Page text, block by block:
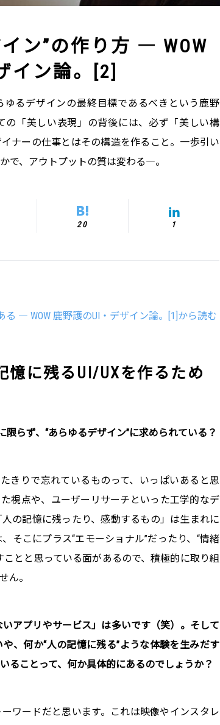
ン”の作り方 ― WOW
イン論。[2]
ゆるデザインの最終目標であるべきという鹿野
の「美しい表現」の背後には、必ず「美しい構
ナーの仕事とはその構造を作ること。一歩引い
で、アウトプットの質は変わる―。
20 1
る ― WOW 鹿野護のUI・デザイン論。[1]から読む
憶に残るUI/UXを作るため
限らず、“あらゆるデザイン”に求められている？
きりで忘れているものって、いっぱいあると思
視点や、ユーザーリサーチといった工学的なデ
の記憶に残ったり、感動するもの」は生まれに
そこにプラス“エモーショナル”だったり、“情緒
とと思っている面があるので、積極的に取り組
ん。
アプリやサービス」は多いです（笑）。そして
、何か“人の記憶に残る”ような体験を生みだす
ることって、何か具体的にあるのでしょうか？
ワードだと思います。これは映像やインスタレ